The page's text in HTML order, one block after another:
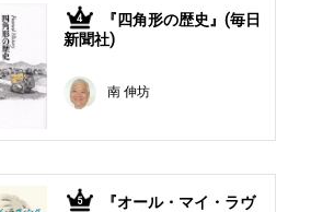
4
『四角形の歴史』(毎日
新聞社)
南 伸坊
5
『オール・マイ・ラヴ